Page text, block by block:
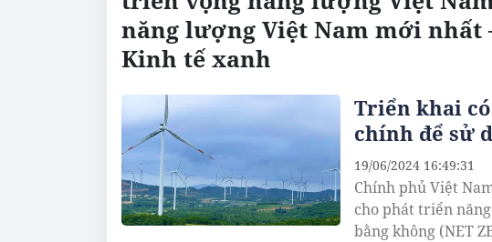
năng lượng Việt Nam mới nhất
Kinh tế xanh
Triển khai
chính để sử
Chính phủ Việt
cho phát triển
bằng không (NET
19/06/2024 16:49:31